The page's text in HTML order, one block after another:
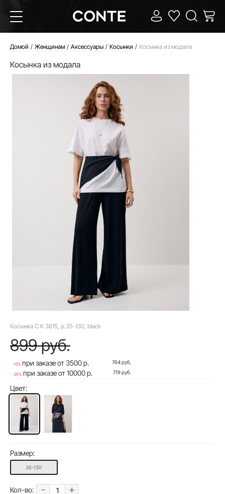
Домой Женщинам Аксессуары Косынки Косынка из модала
Косынка из модала
Косынка C K 3815, р.35-130, black
899 руб.
-15% при заказе от 3500 р. 764 руб.
-20% при заказе от 10000 р. 719 руб.
Цвет:
Размер:
35-130
Кол-во: - +